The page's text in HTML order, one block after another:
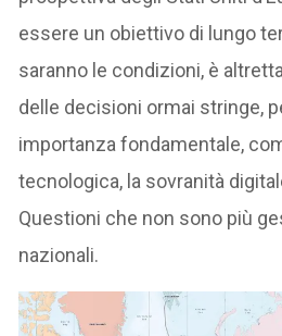
essere un obiettivo di lungo
saranno le condizioni, è
delle decisioni ormai stringe,
importanza fondamentale,
tecnologica, la sovranità
Questioni che non sono più
nazionali.